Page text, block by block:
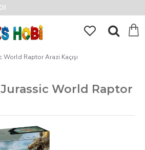
World Raptor Arazi Kaçışı
Jurassic World Raptor